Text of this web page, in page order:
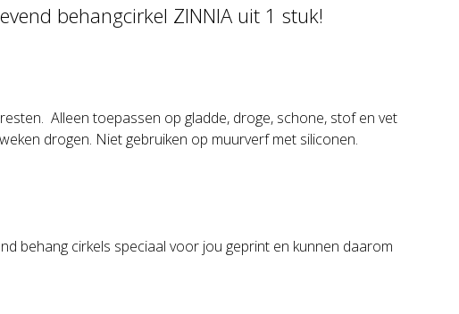
behangcirkel ZINNIA uit 1 stuk!
Alleen toepassen op gladde, droge, schone, stof en vet
drogen. Niet gebruiken op muurverf met siliconen.
behang cirkels speciaal voor jou geprint en kunnen daarom